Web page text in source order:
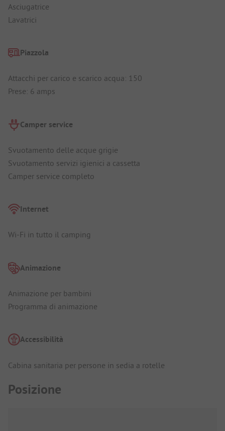
Asciugatrice
Lavatrici
Piazzola
Attacchi per carico e scarico acqua: 150
Prese: 6 amps
Camper service
Svuotamento delle acque grigie
Svuotamento servizi igienici a cassetta
Camper service completo
Internet
Wi-Fi in tutto il camping
Animazione
Animazione per bambini
Programma di animazione
Accessibilità
Cabina sanitaria per persone in sedia a rotelle
Posizione